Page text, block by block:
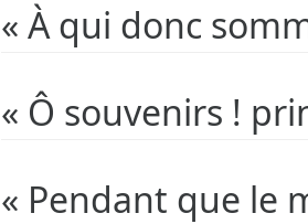
« À qui donc
« Ô souvenirs !
« Pendant que le